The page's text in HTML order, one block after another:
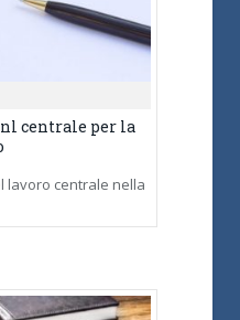
centrale per la
lavoro centrale nella